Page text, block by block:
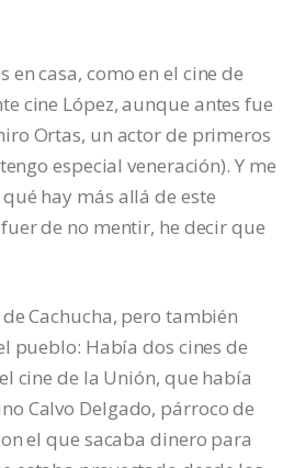
en casa, como en el cine de
cine López, aunque antes fue
Ortas, un actor de primeros
especial veneración). Y me
hay más allá de este
de no mentir, he decir que
Cachucha, pero también
pueblo: Había dos cines de
cine de la Unión, que había
Calvo Delgado, párroco de
el que sacaba dinero para